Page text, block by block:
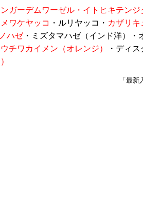
ガーデムワーゼル・イトヒキテンジ
ワケヤッコ ・ルリヤッコ・ カザリ
ハゼ・ミズタマハゼ（インド洋）・
ウチワカイメン（オレンジ）
・ディ
「最